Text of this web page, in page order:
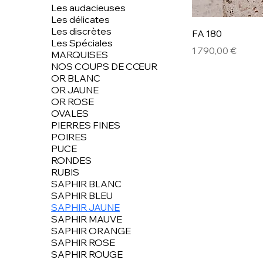
Les audacieuses
Les délicates
Les discrètes
Les Spéciales
MARQUISES
NOS COUPS DE CŒUR
OR BLANC
OR JAUNE
OR ROSE
OVALES
PIERRES FINES
POIRES
PUCE
RONDES
RUBIS
SAPHIR BLANC
SAPHIR BLEU
SAPHIR JAUNE
SAPHIR MAUVE
SAPHIR ORANGE
SAPHIR ROSE
SAPHIR ROUGE
FA 180
Prix
1 790,00 €